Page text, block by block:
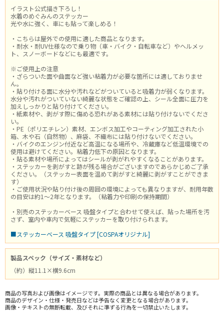
イラスト公式描き下ろし！
水着のめぐみんのステッカー
光や水に強く、車にも貼って楽しめる！
・こちらは屋外での使用に適した商品となります。
・耐水・耐UV仕様なので乗り物（車・バイク・自転車など）やヘルメッ
ト、スノーボードなどにも最適です。
※ご使用上の注意
・ざらついた面や曲面など強い粘着力が必要な箇所には適しておりませ
ん。
・貼り付ける面に水分や汚れなどがついていると吸着力が弱くなります。
水分や汚れがついていない綺麗な状態をご確認の上、シール全面に圧力を
加えしっかりと貼り付けてください。
・紙素材や、剥がす際に傷める恐れがある素材には貼り付けないでくださ
い。
・PE（ポリエチレン）素材、エンボス加工やコーティング加工された小
箱、木や石（自然物）、麻袋、不織布には貼り付けないでください。
・バイクのエンジン付近など高温になる場所や、冷蔵庫など低温環境での
使用は避けてください。粘着力低下の原因となります。
・貼る素材や場所によってはシールが剥がれやすくなることがあります。
・ステッカーを剥がすと跡が残る場合がございますのであらかじめご了承
ください。（ステッカー表面を温めて剥がすと綺麗に剥がすことができま
す）
・ご使用状況や貼り付け後の周囲の環境によっても異なりますが、耐用年数
の目安は約1～2年となります。（粘着力や印刷の保持期間）
・別売のステッカーベース 吸盤タイプと合わせて使えば、貼った場所を汚
さず、室内や車内で気軽にステッカーを取り付けられます。
■ステッカーベース 吸盤タイプ [COSPAオリジナル]
製品スペック（サイズ・素材など）
（約）縦11.1×横9.6cm
商品の写真および画像はイメージです。実際の商品とは異なる場合があります。
商品のデザイン・仕様・発売日などは予告なく変更となる場合があります。
画像・テキストの無断転載、及びそれに準ずる行為を一切禁止いたします。